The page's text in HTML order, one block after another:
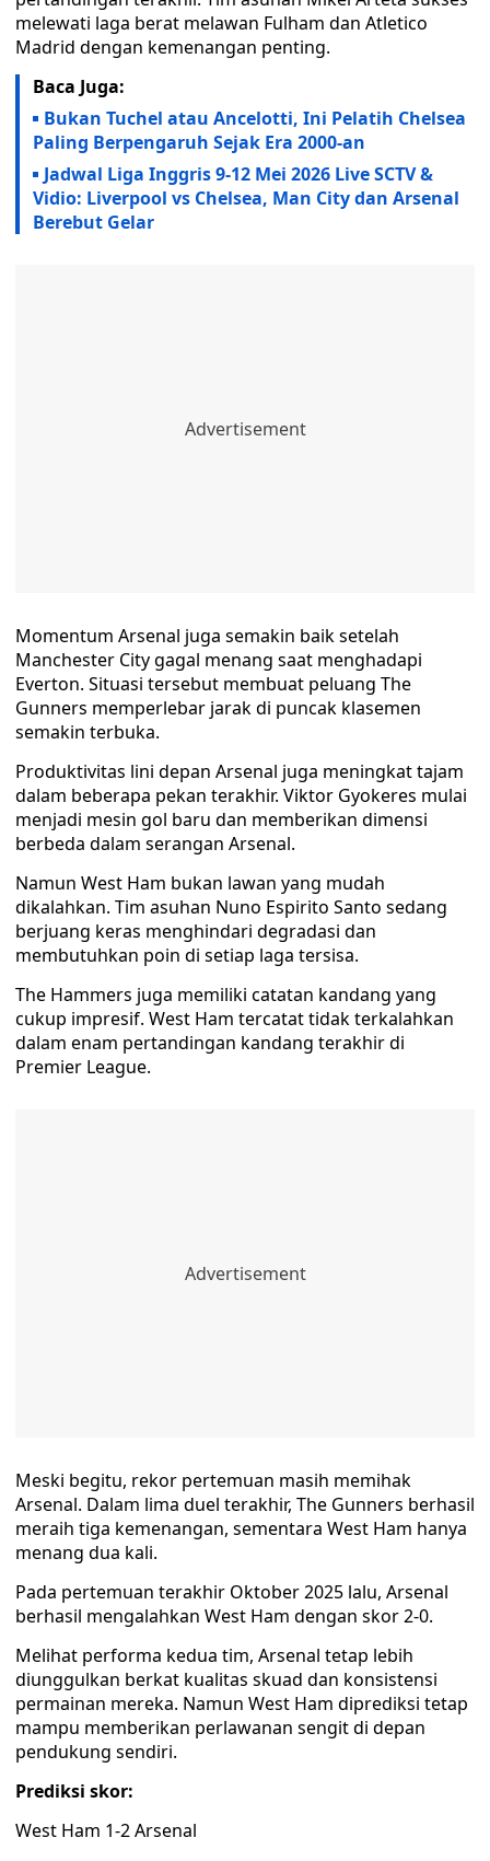
melewati laga berat melawan Fulham dan Atletico
Madrid dengan kemenangan penting.
Baca Juga:
Bukan Tuchel atau Ancelotti, Ini Pelatih Chelsea
Paling Berpengaruh Sejak Era 2000-an
Jadwal Liga Inggris 9-12 Mei 2026 Live SCTV &
Vidio: Liverpool vs Chelsea, Man City dan Arsenal
Berebut Gelar
Momentum Arsenal juga semakin baik setelah
Manchester City gagal menang saat menghadapi
Everton. Situasi tersebut membuat peluang The
Gunners memperlebar jarak di puncak klasemen
semakin terbuka.
Produktivitas lini depan Arsenal juga meningkat tajam
dalam beberapa pekan terakhir. Viktor Gyokeres mulai
menjadi mesin gol baru dan memberikan dimensi
berbeda dalam serangan Arsenal.
Namun West Ham bukan lawan yang mudah
dikalahkan. Tim asuhan Nuno Espirito Santo sedang
berjuang keras menghindari degradasi dan
membutuhkan poin di setiap laga tersisa.
The Hammers juga memiliki catatan kandang yang
cukup impresif. West Ham tercatat tidak terkalahkan
dalam enam pertandingan kandang terakhir di
Premier League.
Meski begitu, rekor pertemuan masih memihak
Arsenal. Dalam lima duel terakhir, The Gunners berhasil
meraih tiga kemenangan, sementara West Ham hanya
menang dua kali.
Pada pertemuan terakhir Oktober 2025 lalu, Arsenal
berhasil mengalahkan West Ham dengan skor 2-0.
Melihat performa kedua tim, Arsenal tetap lebih
diunggulkan berkat kualitas skuad dan konsistensi
permainan mereka. Namun West Ham diprediksi tetap
mampu memberikan perlawanan sengit di depan
pendukung sendiri.
Prediksi skor:
West Ham 1-2 Arsenal